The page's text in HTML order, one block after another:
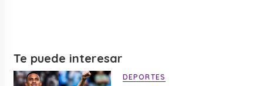
Te puede interesar
DEPORTES